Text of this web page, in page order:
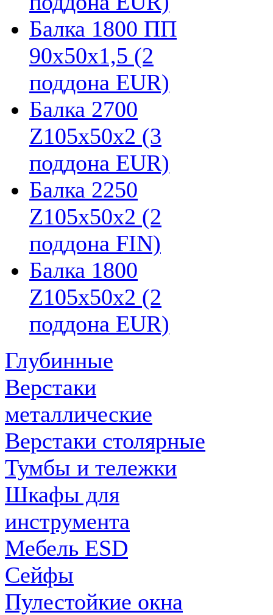
Балка 1800 ПП
90х50х1,5 (2
поддона EUR)
Балка 2700
Z105х50х2 (3
поддона EUR)
Балка 2250
Z105х50х2 (2
поддона FIN)
Балка 1800
Z105х50х2 (2
поддона EUR)
Глубинные
Верстаки
металлические
Верстаки столярные
Тумбы и тележки
Шкафы для
инструмента
Мебель ESD
Сейфы
Пулестойкие окна